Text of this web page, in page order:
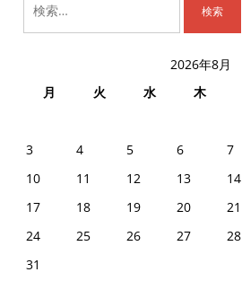
2026年8月
月
火 水 木
3
4 5 6 7
10
11 12 13 14
17
18 19 20 21
24
25 26 27 28
31